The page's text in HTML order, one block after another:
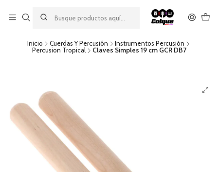
descuento por pago con transferencia bancaria
por una compra mínima de $49.990. Este descuento no es
acumulable a otras promociones ni aplicable a gastos de envío.
Inicio Cuerdas Y Percusión
Instrumentos Percusión
Percusion Tropical
Claves Simples 19 cm GCR DB7